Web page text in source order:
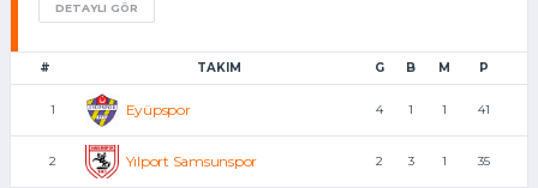
DETAYLI GÖR
# TAKIM G B M P
1 Eyüpspor 4 1 1 41
2 Yılport Samsunspor 2 3 1 35